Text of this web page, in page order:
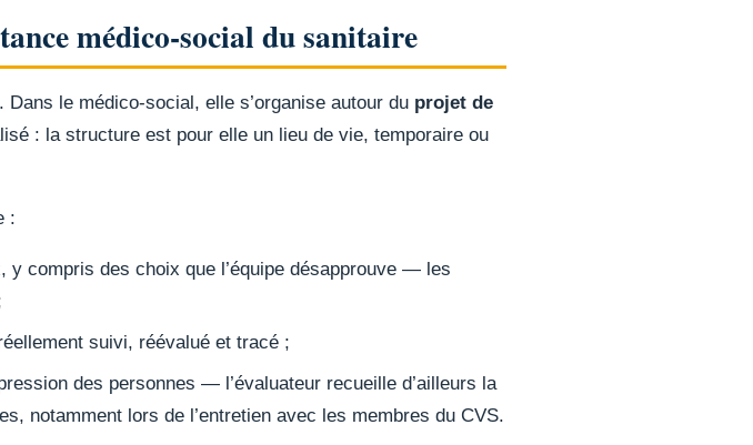
médico-social du sanitaire
le médico-social, elle s’organise autour du projet de
: la structure est pour elle un lieu de vie, temporaire ou
:
y compris des choix que l’équipe désapprouve — les
suivi, réévalué et tracé ;
des personnes — l’évaluateur recueille d’ailleurs la
notamment lors de l’entretien avec les membres du CVS.